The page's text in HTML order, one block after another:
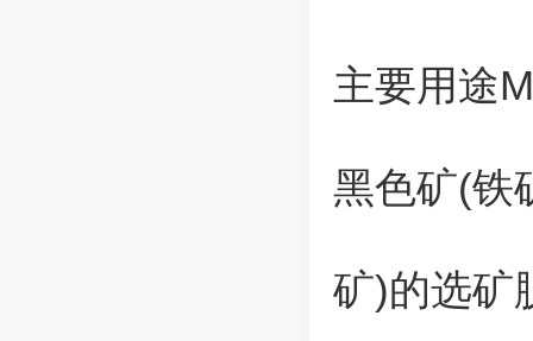
主要用途
黑色矿(铁
矿)的选矿